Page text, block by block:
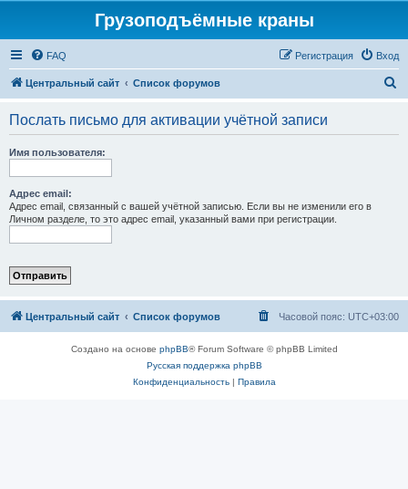
Грузоподъёмные краны
FAQ Вход
Регистрация
Центральный сайт Список форумов
Послать письмо для активации учётной записи
Имя пользователя:
Адрес email:
Адрес email, связанный с вашей учётной записью. Если вы не изменили его в
Личном разделе, то это адрес email, указанный вами при регистрации.
Центральный сайт Список форумов Часовой пояс: UTC+03:00
Создано на основе phpBB® Forum Software © phpBB Limited
Русская поддержка phpBB
Конфиденциальность| Правила